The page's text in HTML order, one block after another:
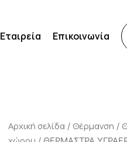
Εταιρεία Επικοινωνία
Αρχική σελίδα / Θέρμανση /